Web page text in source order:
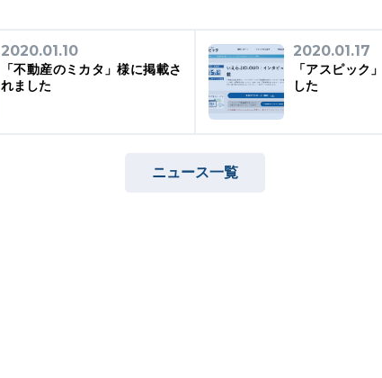
2020.01.10
「不動産のミカタ」様に掲載さ
れました
2020.01.17
「アスピック
した
ニュース一覧